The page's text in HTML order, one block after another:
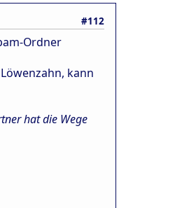
#112
Ordner
kann
hat die Wege